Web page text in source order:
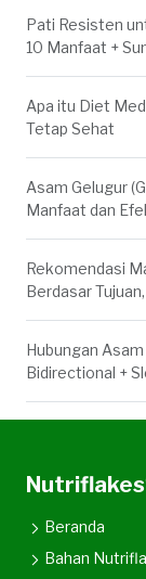
Pati Resisten
10 Manfaat +
Apa itu Diet
Tetap Sehat
Asam Gelugur
Manfaat dan
Rekomendasi
Berdasar
Hubungan
Bidirectional +
Beranda
Bahan